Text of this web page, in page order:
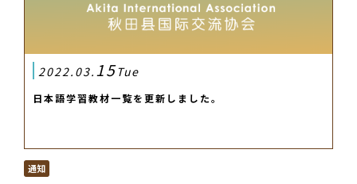
2022.03. 15Tue
日本語学習教材一覧を更新しました。
通知